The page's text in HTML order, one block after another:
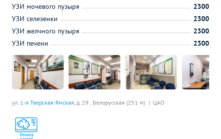
ул. 1-я Тверская-Ямская, д. 29 , Белорусская (251 м) ЦАО
УЗИ мочевого пузыря
2300
УЗИ селезенки
2300
УЗИ желчного пузыря
2300
УЗИ печени
2300